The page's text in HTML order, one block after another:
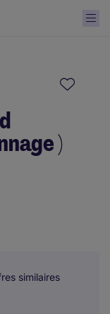
)
similaires